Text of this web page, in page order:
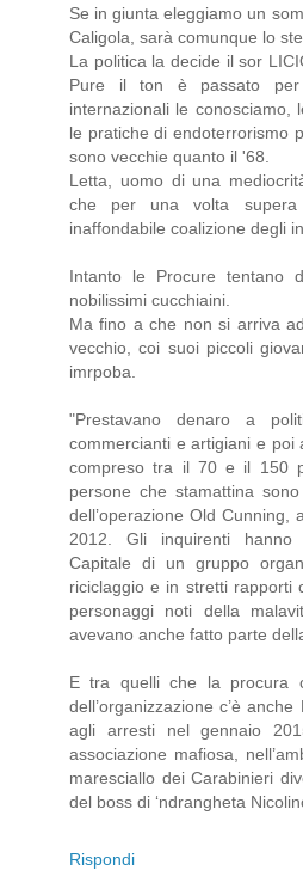
Se in giunta eleggiamo un
Caligola, sarà comunque lo
La politica la decide il sor
Pure il ton è passato per
internazionali le conosciamo,
le pratiche di endoterrorismo
sono vecchie quanto il '68.
Letta, uomo di una
che per una volta
inaffondabile coalizione degli
Intanto le Procure tentano
nobilissimi cucchiaini.
Ma fino a che non si arriva
vecchio, coi suoi piccoli
imrpoba.
"Prestavano denaro a
commercianti e artigiani e poi
compreso tra il 70 e il 150
persone che stamattina
dell’operazione Old
2012. Gli inquirenti hanno
Capitale di un gruppo
riciclaggio e in stretti rapporti
personaggi noti della
avevano anche fatto parte
E tra quelli che la procura
dell’organizzazione c’è
agli arresti nel gennaio
associazione mafiosa,
maresciallo dei Carabinieri
del boss di ‘ndrangheta
Rispondi